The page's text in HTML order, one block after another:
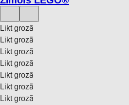
Likt grozā
Likt grozā
Likt grozā
Likt grozā
Likt grozā
Likt grozā
Likt grozā